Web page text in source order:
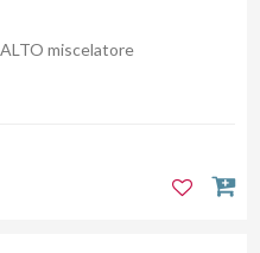
miscelatore